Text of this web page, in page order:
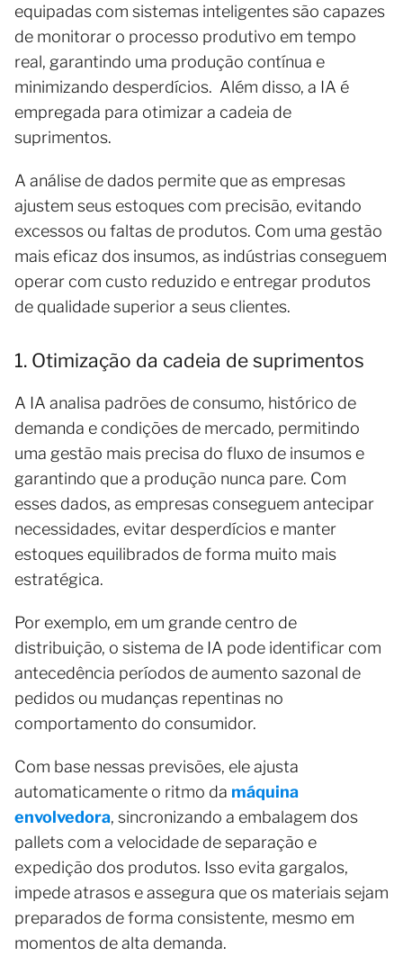
equipadas com sistemas inteligentes são capazes
de monitorar o processo produtivo em tempo
real, garantindo uma produção contínua e
minimizando desperdícios. Além disso, a IA é
empregada para otimizar a cadeia de
suprimentos.
A análise de dados permite que as empresas
ajustem seus estoques com precisão, evitando
excessos ou faltas de produtos. Com uma gestão
mais eficaz dos insumos, as indústrias conseguem
operar com custo reduzido e entregar produtos
de qualidade superior a seus clientes.
1. Otimização da cadeia de suprimentos
A IA analisa padrões de consumo, histórico de
demanda e condições de mercado, permitindo
uma gestão mais precisa do fluxo de insumos e
garantindo que a produção nunca pare. Com
esses dados, as empresas conseguem antecipar
necessidades, evitar desperdícios e manter
estoques equilibrados de forma muito mais
estratégica.
Por exemplo, em um grande centro de
distribuição, o sistema de IA pode identificar com
antecedência períodos de aumento sazonal de
pedidos ou mudanças repentinas no
comportamento do consumidor.
Com base nessas previsões, ele ajusta
automaticamente o ritmo da máquina
envolvedora, sincronizando a embalagem dos
pallets com a velocidade de separação e
expedição dos produtos. Isso evita gargalos,
impede atrasos e assegura que os materiais sejam
preparados de forma consistente, mesmo em
momentos de alta demanda.